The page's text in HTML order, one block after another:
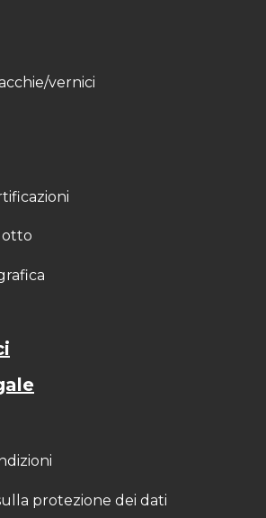
vernici
protezione dei dati